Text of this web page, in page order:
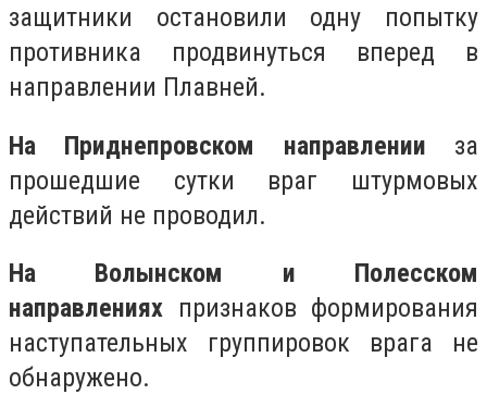
защитники остановили одну попытку
противника продвинуться вперед в
направлении Плавней.
На Приднепровском направлении за
прошедшие сутки враг штурмовых
действий не проводил.
На Волынском и Полесском
направлениях признаков формирования
наступательных группировок врага не
обнаружено.